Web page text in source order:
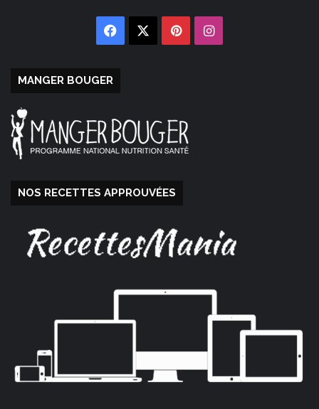
Facebook PinterestInstagram
MANGER BOUGER
NOS RECETTES APPROUVÉES